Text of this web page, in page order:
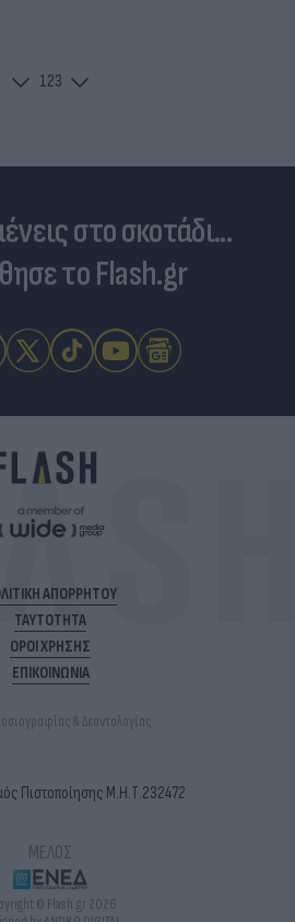
123
στο σκοτάδι...
το Flash.gr
ΑΠΟΡΡΗΤΟΥ
ΤΑΥΤΟΤΗΤΑ
ΟΡΟΙ ΧΡΗΣΗΣ
ΕΠΙΚΟΙΝΩΝΙΑ
& Δεοντολογίας
Πιστοποίησης Μ.Η.Τ.232472
ΜΕΛΟΣ
© Flash.gr 2026